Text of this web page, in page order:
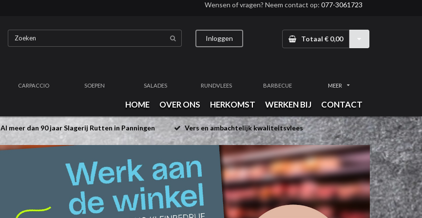
Wensen of vragen? Neem contact op: 077-3061723
Inloggen Totaal € 0,00
CARPACCIO SOEPEN SALADES RUNDVLEES BARBECUE MEER
HOME OVER ONS HERKOMST WERKEN BIJ CONTACT
Al meer dan 90 jaar Slagerij Rutten in Panningen Vers en ambachtelijk kwaliteitsvlees